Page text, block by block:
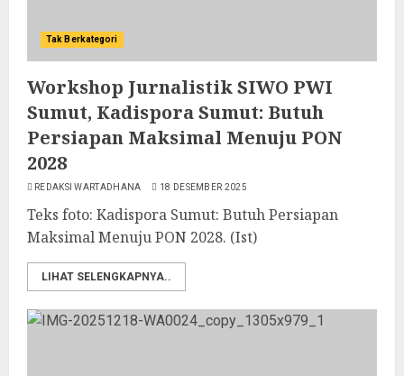
Tak Berkategori
Workshop Jurnalistik SIWO PWI
Sumut, Kadispora Sumut: Butuh
Persiapan Maksimal Menuju PON
2028
REDAKSI WARTADHANA 18 DESEMBER 2025
Teks foto: Kadispora Sumut: Butuh Persiapan
Maksimal Menuju PON 2028. (Ist)
LIHAT SELENGKAPNYA..